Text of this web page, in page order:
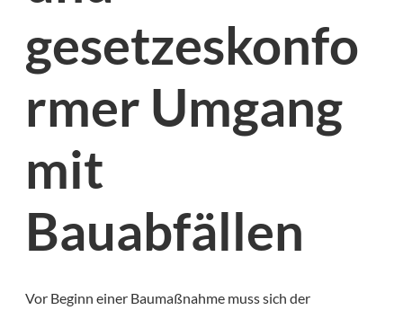
gesetzeskonfo
rmer Umgang
mit
Bauabfällen
Vor Beginn einer Baumaßnahme muss sich der